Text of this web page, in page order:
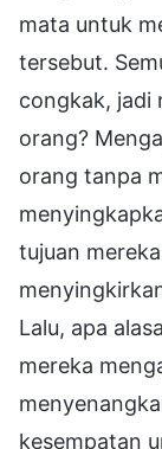
mata untuk
tersebut.
congkak, jadi
orang?
orang tanpa
tujuan
Lalu, apa
mereka
kesempatan